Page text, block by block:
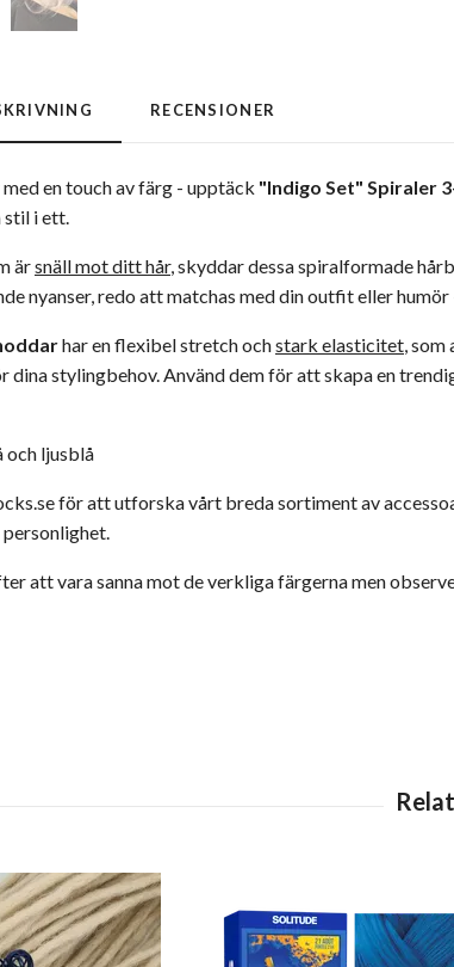
RECENSIONER
en touch av färg - upptäck "Indigo Set" Spiraler
stil i ett.
ärsnäll mot ditt hår, skyddar dessa spiralformade
nyanser, redo att matchas med din outfit eller
har en flexibel stretch ochstark elasticitet, som
dina stylingbehov. Använd dem för att skapa en
ljusblå
för att utforska vårt breda sortiment av
att vara sanna mot de verkliga färgerna men